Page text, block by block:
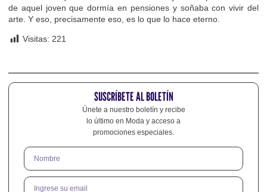
de aquel joven que dormía en pensiones y soñaba con vivir del
arte. Y eso, precisamente eso, es lo que lo hace eterno.
Visitas: 221
SUSCRÍBETE AL BOLETÍN
Únete a nuestro boletín y recibe
lo último en Moda y acceso a
promociones especiales.